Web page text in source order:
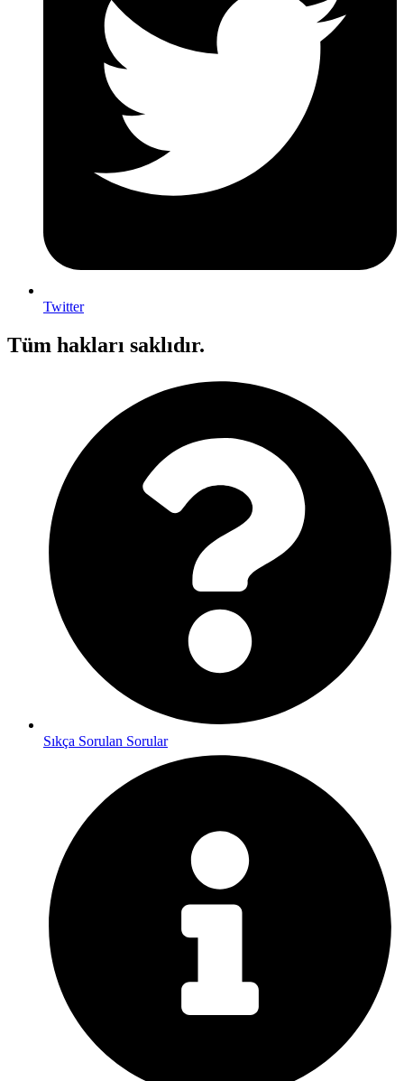
Twitter
Tüm hakları saklıdır.
Sıkça Sorulan Sorular